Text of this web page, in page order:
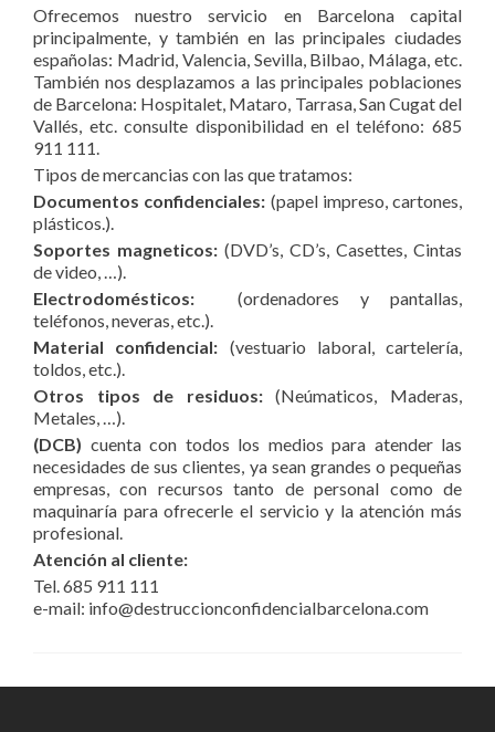
Ofrecemos nuestro servicio en Barcelona capital
principalmente, y también en las principales ciudades
españolas: Madrid, Valencia, Sevilla, Bilbao, Málaga, etc.
También nos desplazamos a las principales poblaciones
de Barcelona: Hospitalet, Mataro, Tarrasa, San Cugat del
Vallés, etc. consulte disponibilidad en el teléfono: 685
911 111.
Tipos de mercancias con las que tratamos:
Documentos confidenciales: (papel impreso, cartones,
plásticos.).
Soportes magneticos: (DVD’s, CD’s, Casettes, Cintas
de video, …).
Electrodomésticos: (ordenadores y pantallas,
teléfonos, neveras, etc.).
Material confidencial: (vestuario laboral, cartelería,
toldos, etc.).
Otros tipos de residuos:(Neúmaticos, Maderas,
Metales, …).
(DCB) cuenta con todos los medios para atender las
necesidades de sus clientes, ya sean grandes o pequeñas
empresas, con recursos tanto de personal como de
maquinaría para ofrecerle el servicio y la atención más
profesional.
Atención al cliente:
Tel. 685 911 111
e-mail: info@destruccionconfidencialbarcelona.com